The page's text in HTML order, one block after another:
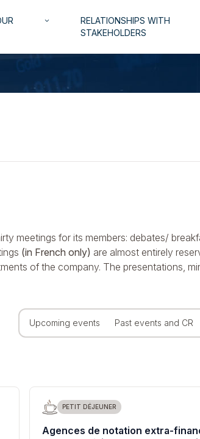
keyboard_arrow_down
RELATIONSHIPS WITH
STAKEHOLDERS
meetings for its members: debates/
(in French only) are almost entirely
of the company. The presentations,
Upcoming events Past events and CR
PETIT DÉJEUNER
Agences de notation extra-